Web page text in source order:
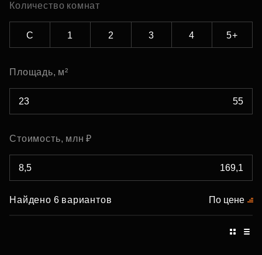
Количество комнат
С 1 2 3 4 5+
Площадь, м²
Стоимость, млн ₽
Найдено 6 вариантов По цене